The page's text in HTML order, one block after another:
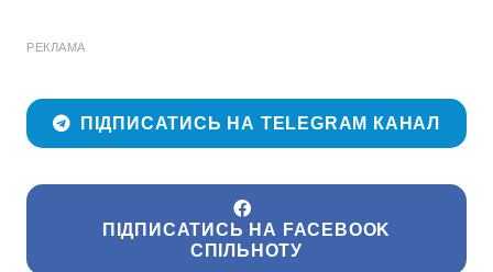
РЕКЛАМА
ПІДПИСАТИСЬ НА TELEGRAM КАНАЛ
ПІДПИСАТИСЬ НА FACEBOOK
СПІЛЬНОТУ